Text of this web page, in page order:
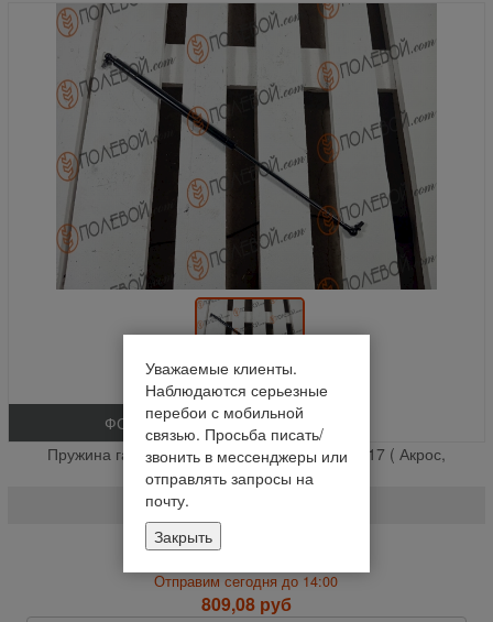
ФОТО
Пружина газовая левой двери кабины PL 0017 ( Акрос,
Вектор, Торум ) РОС**+ (шт.)
На складе
Отправим сегодня до 14:00
809,08 руб
Уважаемые клиенты.
Наблюдаются серьезные
перебои с мобильной
связью. Просьба писать/
звонить в мессенджеры или
отправлять запросы на
почту.
Закрыть